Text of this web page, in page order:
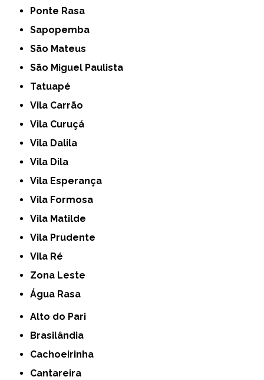
Ponte Rasa
Sapopemba
São Mateus
São Miguel Paulista
Tatuapé
Vila Carrão
Vila Curuçá
Vila Dalila
Vila Dila
Vila Esperança
Vila Formosa
Vila Matilde
Vila Prudente
Vila Ré
Zona Leste
Água Rasa
Alto do Pari
Brasilândia
Cachoeirinha
Cantareira